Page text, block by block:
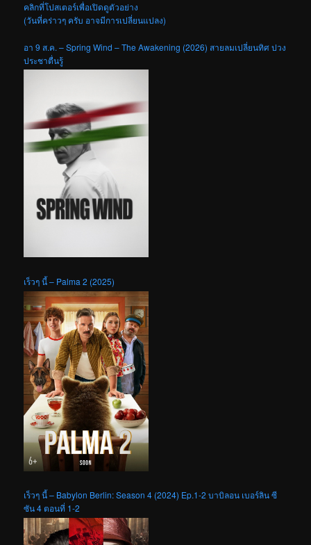
คลิกที่โปสเตอร์เพื่อเปิดดูตัวอย่าง
(วันที่คร่าวๆ ครับ อาจมีการเปลี่ยนแปลง)
อา 9 ส.ค. – Spring Wind – The Awakening (2026) สายลมเปลี่ยนทิศ ปวง
ประชาตื่นรู้
เร็วๆ นี้ – Palma 2 (2025)
เร็วๆ นี้ – Babylon Berlin: Season 4 (2024) Ep.1-2 บาบิลอน เบอร์ลิน ซี
ซัน 4 ตอนที่ 1-2